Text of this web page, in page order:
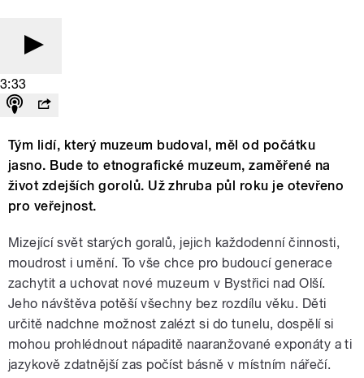
3:33
Tým lidí, který muzeum budoval, měl od počátku
jasno. Bude to etnografické muzeum, zaměřené na
život zdejších gorolů. Už zhruba půl roku je otevřeno
pro veřejnost.
Mizející svět starých goralů, jejich každodenní činnosti,
moudrost i umění. To vše chce pro budoucí generace
zachytit a uchovat nové muzeum v Bystřici nad Olší.
Jeho návštěva potěší všechny bez rozdílu věku. Děti
určitě nadchne možnost zalézt si do tunelu, dospělí si
mohou prohlédnout nápaditě naaranžované exponáty a ti
jazykově zdatnější zas počíst básně v místním nářečí.